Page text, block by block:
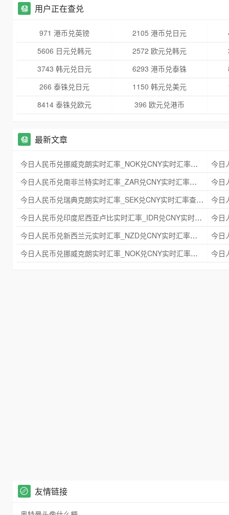
用户正在查兑
971 港币兑英镑 2105 港币兑日元
5606 日元兑韩元
2572 欧元兑韩元
3743 韩元兑日元
6293 港币兑泰铢
266 泰铢兑日元
1150 韩元兑美元
8414 泰铢兑欧元
396 欧元兑港币
最新文章
今日人民币兑挪威克朗实时汇率_NOK兑CNY实时汇率查询 2025年09月21日
今日人民币兑南非兰特实时汇率_ZAR兑CNY实时汇率查询 2025年09月21日
今日人民币兑瑞典克朗实时汇率_SEK兑CNY实时汇率查询 2025年09月21日
今日人民币兑印度尼西亚卢比实时汇率_IDR兑CNY实时汇率查询 2025年09月21日
今日人民币兑新西兰元实时汇率_NZD兑CNY实时汇率查询 2025年09月21日
今日人民币兑挪威克朗实时汇率_NOK兑CNY实时汇率查询 2025年09月21日
友情链接